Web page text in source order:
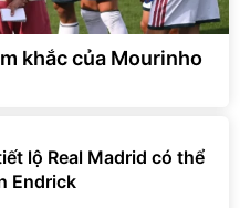
khắc của Mourinho
lộ Real Madrid có thể
Endrick